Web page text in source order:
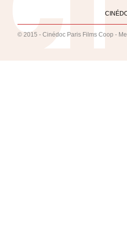
© 2015 - Cinédoc Paris Films Coop -